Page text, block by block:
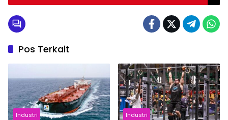
Pos Terkait
Industri Industri